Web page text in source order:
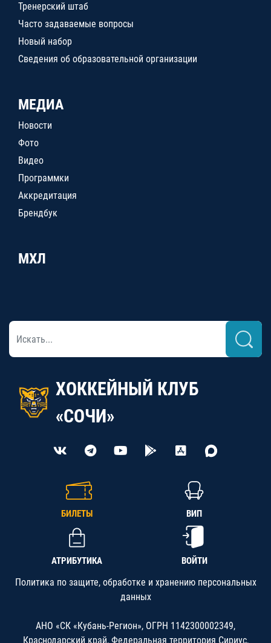
Тренерский штаб
Часто задаваемые вопросы
Новый набор
Сведения об образовательной организации
МЕДИА
Новости
Фото
Видео
Программки
Аккредитация
Брендбук
МХЛ
ХОККЕЙНЫЙ КЛУБ
«СОЧИ»
БИЛЕТЫ ВИП
АТРИБУТИКА ВОЙТИ
Политика по защите, обработке и хранению персональных
данных
АНО «СК «Кубань-Регион», ОГРН 1142300002349,
Краснодарский край, Федеральная территория Сириус,